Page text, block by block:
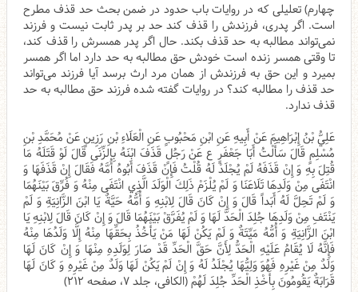
چهارم) تعلیلی که در روایات باب حدود در ضمن بحث حد قذف مطرح
است. اگر پدری، فرزندش را قذف کند حد بر پدر ثابت نیست و فرزند
نمی‌تواند مطالبه به حد قذف بکند. حال اگر پدر همسرش را قذف کند،
تا وقتی همسر زنده است خودش حق مطالبه به حد دارد اما اگر همسر
بمیرد و این حق به فرزندش از همان مرد ارث برسد آیا فرزند می‌تواند
حد قذف را مطالبه کند؟ در روایات گفته‌ شده فرزند حق مطالبه به حد
قذف ندارد.
عَلِيُّ بْنُ إِبْرَاهِيمَ عَنْ أَبِيهِ عَنِ ابْنِ مَحْبُوبٍ عَنِ الْعَلَاءِ بْنِ رَزِينٍ عَنْ مُحَمَّدِ بْنِ‌
مُسْلِمٍ قَالَ سَأَلْتُ أَبَا جَعْفَرٍ ع عَنْ رَجُلٍ قَذَفَ ابْنَهُ بِالزِّنَى قَالَ لَوْ قَتَلَهُ مَا
قُتِلَ بِهِ وَ إِنْ قَذَفَهُ لَمْ يُجْلَدْ لَهُ قُلْتُ فَإِنْ قَذَفَ أَبُوهُ أُمَّهُ فَقَالَ إِنْ قَذَفَهَا وَ
انْتَفَى مِنْ وَلَدِهَا تَلَاعَنَا وَ لَمْ يُلْزَمْ ذَلِكَ الْوَلَدَ الَّذِي انْتَفَى مِنْهُ وَ فُرِّقَ بَيْنَهُمَا
وَ لَمْ تَحِلَّ لَهُ أَبَداً قَالَ وَ إِنْ كَانَ قَالَ لِابْنِهِ وَ أُمُّهُ حَيَّةٌ يَا ابْنَ الزَّانِيَةِ وَ لَمْ
يَنْتَفِ مِنْ وَلَدِهَا جُلِدَ الْحَدَّ لَهَا وَ لَمْ يُفَرَّقْ بَيْنَهُمَا قَالَ وَ إِنْ كَانَ قَالَ لِابْنِهِ يَا
ابْنَ الزَّانِيَةِ وَ أُمُّهُ مَيِّتَةٌ وَ لَمْ يَكُنْ لَهَا مَنْ يَأْخُذُ بِحَقِّهَا مِنْهُ إِلَّا وَلَدُهَا مِنْهُ
فَإِنَّهُ لَا يُقَامُ عَلَيْهِ الْحَدُّ لِأَنَّ حَقَّ الْحَدِّ قَدْ صَارَ لِوَلَدِهِ مِنْهَا وَ إِنْ كَانَ لَهَا
وَلَدٌ مِنْ غَيْرِهِ فَهُوَ وَلِيُّهَا يُجْلَدُ لَهُ وَ إِنْ لَمْ يَكُنْ لَهَا وَلَدٌ مِنْ غَيْرِهِ وَ كَانَ لَهَا
قَرَابَةٌ يَقُومُونَ بِأَخْذِ الْحَدِّ جُلِدَ لَهُمْ‌ (الکافی، جلد ۷، صفحه ۲۱۲)